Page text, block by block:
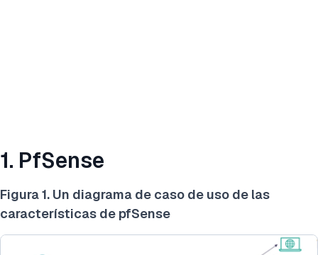
1. PfSense
Figura 1. Un diagrama de caso de uso de las
características de pfSense